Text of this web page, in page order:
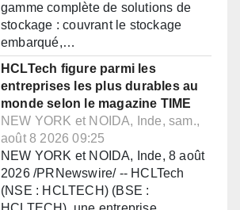
gamme complète de solutions de
stockage : couvrant le stockage
embarqué,…
HCLTech figure parmi les
entreprises les plus durables au
monde selon le magazine TIME
NEW YORK et NOIDA, Inde, sam.,
août 8 2026 09:25
NEW YORK et NOIDA, Inde, 8 août
2026 /PRNewswire/ -- HCLTech
(NSE : HCLTECH) (BSE :